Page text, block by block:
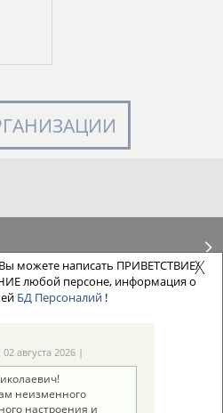
НАШИ КНОПКИ
деятельности
можете написать ПРИВЕТСТВИЕ/
любой персоне, информация о
БД Персоналий!
, 02 августа 2026 |
неизменного
настроения и